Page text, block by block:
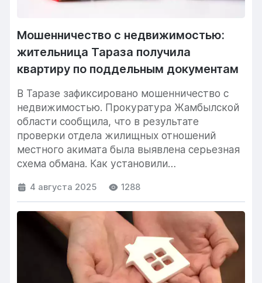
Мошенничество с недвижимостью:
жительница Тараза получила
квартиру по поддельным документам
В Таразе зафиксировано мошенничество с
недвижимостью. Прокуратура Жамбылской
области сообщила, что в результате
проверки отдела жилищных отношений
местного акимата была выявлена серьезная
схема обмана. Как установили
города...
4 августа 2025 1288